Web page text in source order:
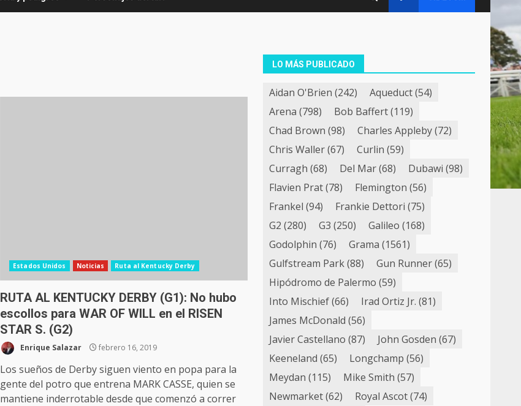
Estados Unidos Noticias Ruta al Kentucky Derby
RUTA AL KENTUCKY DERBY (G1): No hubo
escollos para WAR OF WILL en el RISEN
STAR S. (G2)
Enrique Salazar febrero 16, 2019
Los sueños de Derby siguen viento en popa para la
gente del potro que entrena MARK CASSE, quien se
mantiene inderrotable desde que comenzó a correr
LO MÁS PUBLICADO
Aidan O'Brien (242) Aqueduct(54)
Arena (798) Bob Baffert(119)
Chad Brown (98) Charles Appleby(72)
Chris Waller(67) Curlin (59)
Curragh (68) Del Mar(68) Dubawi (98)
Flavien Prat(78) Flemington (56)
Frankel (94) Frankie Dettori (75)
G2 (280) G3 (250) Galileo (168)
Godolphin (76) Grama (1561)
Gulfstream Park(88) Gun Runner(65)
Hipódromo de Palermo (59)
Into Mischief(66) Irad Ortiz Jr. (81)
James McDonald (56)
Javier Castellano (87) John Gosden (67)
Keeneland (65) Longchamp (56)
Meydan (115) Mike Smith (57)
Newmarket(62) Royal Ascot(74)